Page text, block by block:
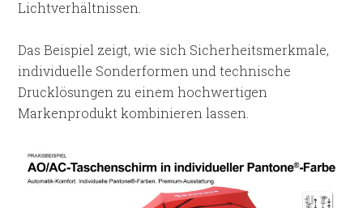
Lichtverhältnissen.
Das Beispiel zeigt, wie sich Sicherheitsmerkmale,
individuelle Sonderformen und technische
Drucklösungen zu einem hochwertigen
Markenprodukt kombinieren lassen.